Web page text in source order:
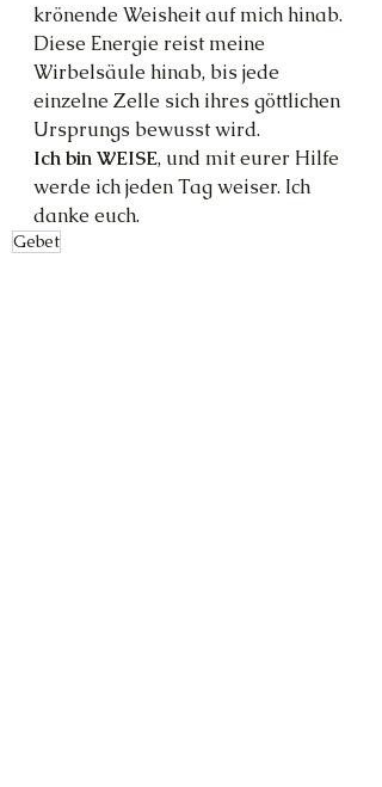
krönende Weisheit auf mich hinab.
Diese Energie reist meine
Wirbelsäule hinab, bis jede
einzelne Zelle sich ihres göttlichen
Ursprungs bewusst wird.
Ich bin WEISE, und mit eurer Hilfe
werde ich jeden Tag weiser. Ich
danke euch.
Gebet